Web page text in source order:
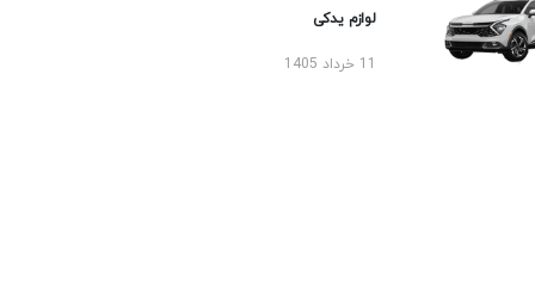
لوازم یدکی